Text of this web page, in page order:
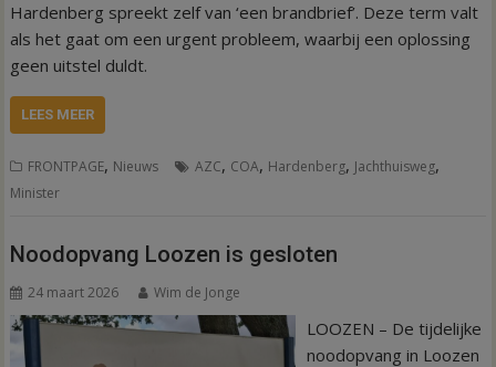
Hardenberg spreekt zelf van ‘een brandbrief’. Deze term valt
als het gaat om een urgent probleem, waarbij een oplossing
geen uitstel duldt.
LEES MEER
FRONTPAGE, Nieuws AZC, COA, Hardenberg, Jachthuisweg,
Minister
Noodopvang Loozen is gesloten
24 maart 2026 Wim de Jonge
LOOZEN – De tijdelijke
noodopvang in Loozen